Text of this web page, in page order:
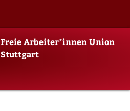
Freie Arbeiter*innen Union
Stuttgart